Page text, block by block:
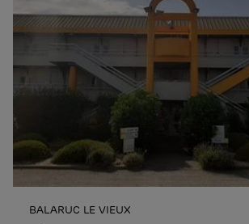
BALARUC LE VIEUX